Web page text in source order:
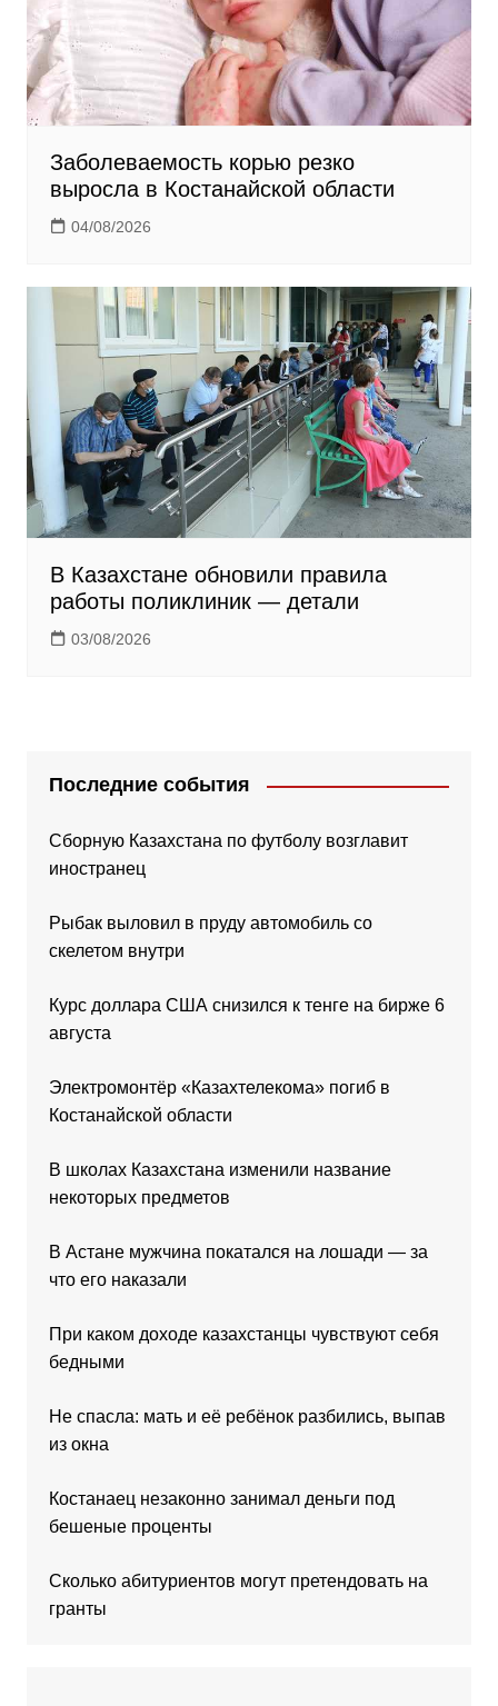
Заболеваемость корью резко
выросла в Костанайской области
04/08/2026
В Казахстане обновили правила
работы поликлиник — детали
03/08/2026
Последние события
Сборную Казахстана по футболу возглавит
иностранец
Рыбак выловил в пруду автомобиль со
скелетом внутри
Курс доллара США снизился к тенге на бирже 6
августа
Электромонтёр «Казахтелекома» погиб в
Костанайской области
В школах Казахстана изменили название
некоторых предметов
В Астане мужчина покатался на лошади — за
что его наказали
При каком доходе казахстанцы чувствуют себя
бедными
Не спасла: мать и её ребёнок разбились, выпав
из окна
Костанаец незаконно занимал деньги под
бешеные проценты
Сколько абитуриентов могут претендовать на
гранты